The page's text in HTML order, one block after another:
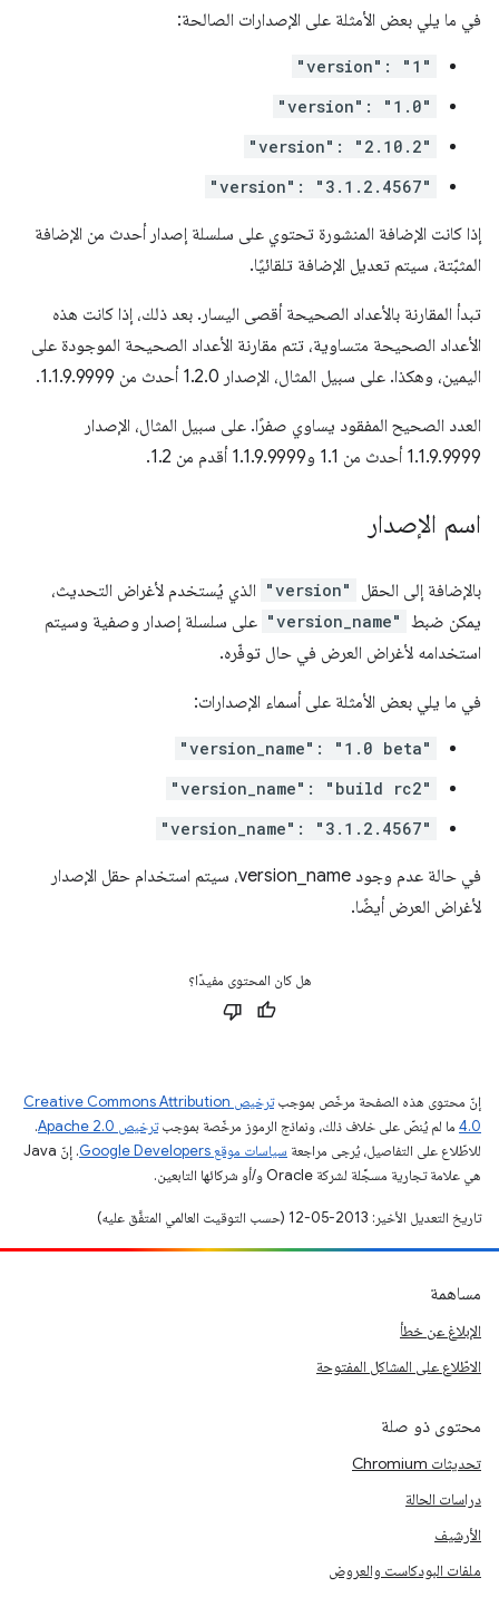
في ما يلي بعض الأمثلة على الإصدارات الصالحة:
"version": "1"
"version": "1.0"
"version": "2.10.2"
"version": "3.1.2.4567"
إذا كانت الإضافة المنشورة تحتوي على سلسلة إصدار أحدث من الإضافة
المثبّتة، سيتم تعديل الإضافة تلقائيًا.
تبدأ المقارنة بالأعداد الصحيحة أقصى اليسار. بعد ذلك، إذا كانت هذه
الأعداد الصحيحة متساوية، تتم مقارنة الأعداد الصحيحة الموجودة على
اليمين، وهكذا. على سبيل المثال، الإصدار 1.2.0 أحدث من 1.1.9.9999.
العدد الصحيح المفقود يساوي صفرًا. على سبيل المثال، الإصدار
1.1.9.9999 أحدث من 1.1 و1.1.9.9999 أقدم من 1.2.
اسم الإصدار
بالإضافة إلى الحقل "version" الذي يُستخدم لأغراض التحديث،
يمكن ضبط "version_name" على سلسلة إصدار وصفية وسيتم
استخدامه لأغراض العرض في حال توفّره.
في ما يلي بعض الأمثلة على أسماء الإصدارات:
"version_name": "1.0 beta"
"version_name": "build rc2"
"version_name": "3.1.2.4567"
في حالة عدم وجود version_name، سيتم استخدام حقل الإصدار
لأغراض العرض أيضًا.
هل كان المحتوى مفيدًا؟
إنّ محتوى هذه الصفحة مرخّص بموجب
ترخيص Creative Commons Attribution
4.0‏ ما لم يُنصّ على خلاف ذلك، ونماذج الرموز مرخّصة بموجبترخيص Apache 2.0‏
.
للاطّلاع على التفاصيل، يُرجى مراجعة سياسات موقع Google Developers‏
. إنّ Java
هي علامة تجارية مسجَّلة لشركة Oracle و/أو شركائها التابعين.
تاريخ التعديل الأخير: 2013-05-12 (حسب التوقيت العالمي المتفَّق عليه)
مساهمة
الإبلاغ عن خطأ
الاطّلاع على المشاكل المفتوحة
محتوى ذو صلة
تحديثات Chromium
دراسات الحالة
الأرشيف
ملفات البودكاست والعروض